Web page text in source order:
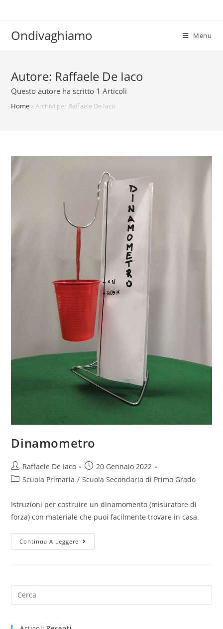
contenuto
Ondivaghiamo Menu
Autore: Raffaele De Iaco
Questo autore ha scritto 1 Articoli
Home »Archivi per Raffaele De Iaco
Dinamometro
Post
author:
Raffaele De Iaco
Post
published:
20 Gennaio 2022
PostScuola Primaria / Scuola Secondaria di Primo Grado
Istruzioni per costruire un dinamomento (misuratore di
forza) con materiale che puoi facilmente trovare in casa.
Continua A Leggere
Search
for: